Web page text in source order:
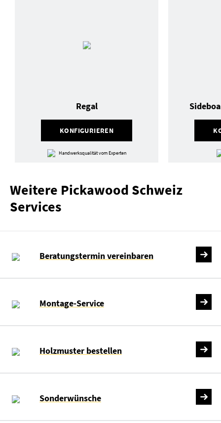
KONFIGURIEREN
Regal
Handwerksqualität vom Experten
Weitere Pickawood Schweiz
Services
Beratungstermin vereinbaren
Montage-Service
Holzmuster bestellen
Sonderwünsche